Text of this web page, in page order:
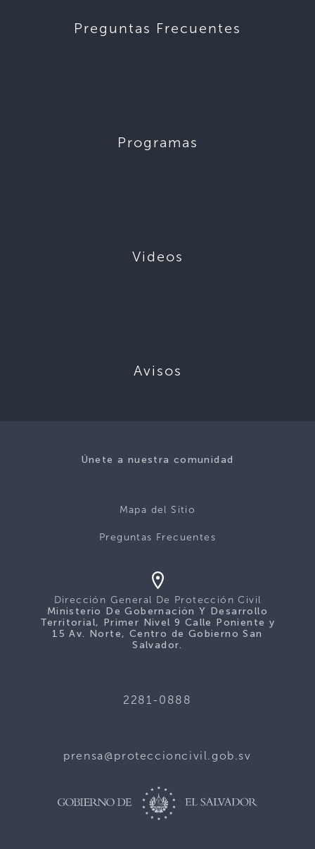
Preguntas Frecuentes
Programas
Videos
Avisos
Únete a nuestra comunidad
Mapa del Sitio
Preguntas Frecuentes
Dirección General De Protección Civil
Ministerio De Gobernación Y Desarrollo
Territorial, Primer Nivel 9 Calle Poniente y
15 Av. Norte, Centro de Gobierno San
Salvador.
2281-0888
prensa@proteccioncivil.gob.sv